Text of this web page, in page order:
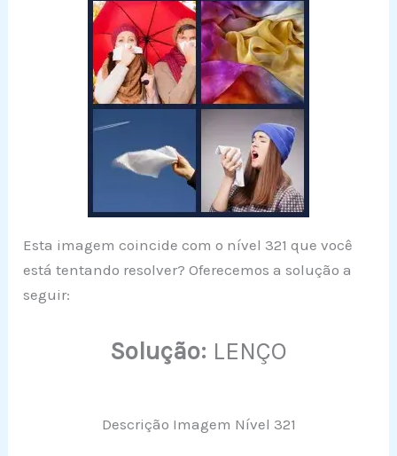
Esta imagem coincide com o nível 321 que você
está tentando resolver? Oferecemos a solução a
seguir:
Solução: LENÇO
Descrição Imagem Nível 321